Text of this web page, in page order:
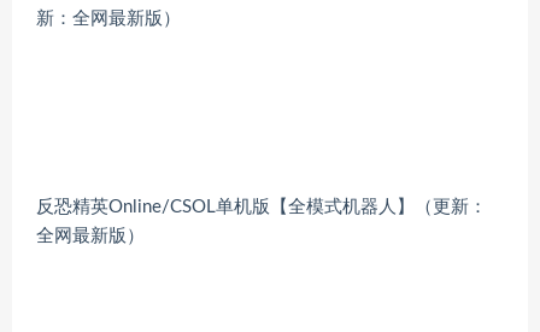
反恐精英Online/CSOL单机版【全模式机器人】（更新：
全网最新版）